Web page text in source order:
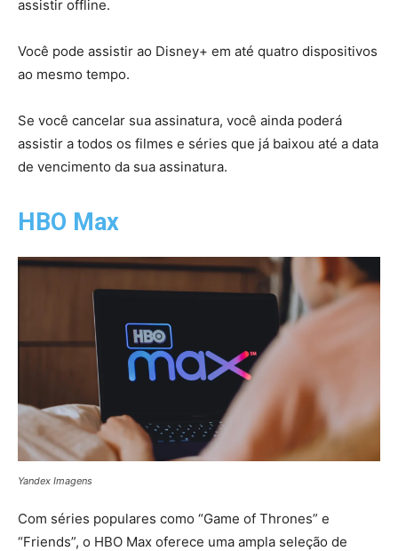
assistir offline.
Você pode assistir ao Disney+ em até quatro dispositivos
ao mesmo tempo.
Se você cancelar sua assinatura, você ainda poderá
assistir a todos os filmes e séries que já baixou até a data
de vencimento da sua assinatura.
HBO Max
Yandex Imagens
Com séries populares como “Game of Thrones” e
“Friends”, o HBO Max oferece uma ampla seleção de